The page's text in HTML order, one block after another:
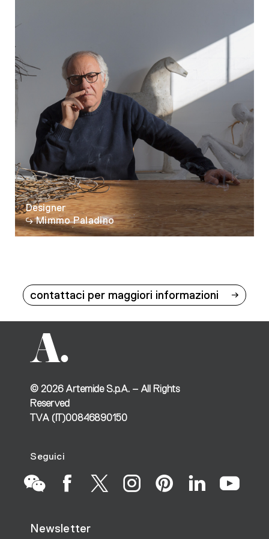
Designer
Mimmo Paladino
contattaci per maggiori informazioni
© 2026Artemide S.p.A. – All Rights
Reserved
TVA (IT)00846890150
Seguici
Newsletter